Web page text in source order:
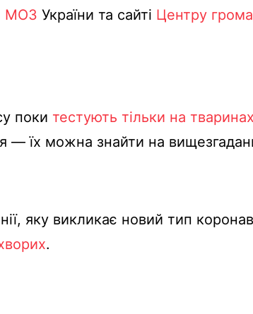
МОЗ України та сайті Центру
поки тестують тільки на тваринах
—їх можна знайти на
, яку викликає новий тип
.